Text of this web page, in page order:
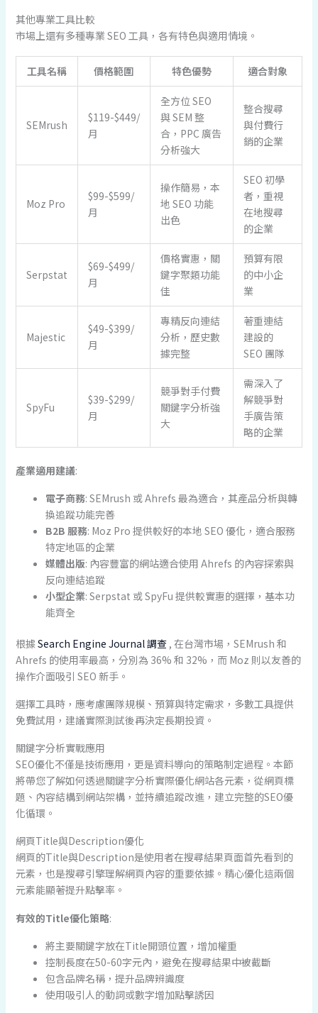
其他專業工具比較
市場上還有多種專業 SEO 工具，各有特色與適用情境。
工具名稱 價格範圍 特色優勢 適合對象
SEMrush
$119-$449/
月
全方位 SEO
與 SEM 整
合，PPC 廣告
分析強大
整合搜尋
與付費行
銷的企業
Moz Pro
$99-$599/
月
操作簡易，本
地 SEO 功能
出色
SEO 初學
者，重視
在地搜尋
的企業
Serpstat
$69-$499/
月
價格實惠，關
鍵字聚類功能
佳
預算有限
的中小企
業
Majestic
$49-$399/
月
專精反向連結
分析，歷史數
據完整
著重連結
建設的
SEO 團隊
SpyFu
$39-$299/
月
競爭對手付費
關鍵字分析強
大
需深入了
解競爭對
手廣告策
略的企業
產業適用建議:
電子商務: SEMrush 或 Ahrefs 最為適合，其產品分析與轉
換追蹤功能完善
B2B 服務: Moz Pro 提供較好的本地 SEO 優化，適合服務
特定地區的企業
媒體出版: 內容豐富的網站適合使用 Ahrefs 的內容探索與
反向連結追蹤
小型企業: Serpstat 或 SpyFu 提供較實惠的選擇，基本功
能齊全
根據 Search Engine Journal 調查, 在台灣市場，SEMrush 和
Ahrefs 的使用率最高，分別為 36% 和 32%，而 Moz 則以友善的
操作介面吸引 SEO 新手。
選擇工具時，應考慮團隊規模、預算與特定需求，多數工具提供
免費試用，建議實際測試後再決定長期投資。
關鍵字分析實戰應用
SEO優化不僅是技術應用，更是資料導向的策略制定過程。本節
將帶您了解如何透過關鍵字分析實際優化網站各元素，從網頁標
題、內容結構到網站架構，並持續追蹤改進，建立完整的SEO優
化循環。
網頁Title與Description優化
網頁的Title與Description是使用者在搜尋結果頁面首先看到的
元素，也是搜尋引擎理解網頁內容的重要依據。精心優化這兩個
元素能顯著提升點擊率。
有效的Title優化策略:
將主要關鍵字放在Title開頭位置，增加權重
控制長度在50-60字元內，避免在搜尋結果中被截斷
包含品牌名稱，提升品牌辨識度
使用吸引人的動詞或數字增加點擊誘因